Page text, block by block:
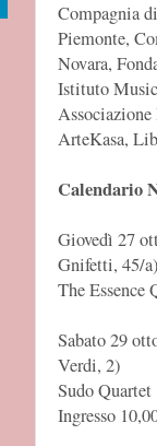
Compagnia
Piemonte,
Novara,
Istituto
ArteKasa,
Calendario
Giovedì 27
Gnifetti, 45/a)
The Essence
Sabato 29
Verdi, 2)
Sudo Quartet
Ingresso